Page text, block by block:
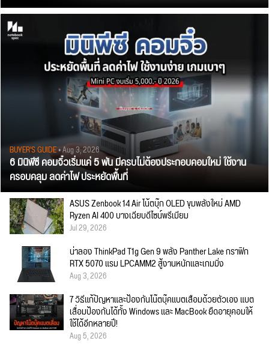
BUYER'S GUIDE• Aug 3, 2026
6 มินิพีซี คอมจิ๋วเริ่มแค่ 5 พัน มีครบไม่ต้องประกอบคอมใหม่ ใช้งาน
ครอบคลุม ลดค่าไฟ ประหยัดพื้นที่
ASUS Zenbook 14 Air โน้ตบุ๊ก OLED ขุมพลังใหม่ AMD
Ryzen AI 400 บางเฉียบดีไซน์พรีเมียม
Jul 29, 2026
น่าลอง ThinkPad T1g Gen 9 พลัง Panther Lake กราฟิก
RTX 5070 แรม LPCAMM2 สู้งานหนักและเกมมิ่ง
Aug 3, 2026
7 วิธีแก้ปัญหาและป้องกันโน๊ตบุ๊คแบตเสื่อมด้วยตัวเอง แบต
เสื่อมป้องกันได้ทั้ง Windows และ MacBook ยืดอายุคอมให้
ใช้ได้อีกหลายปี!
Aug 5, 2026